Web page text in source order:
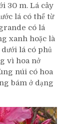
30 m. Lá cây
lá có thể từ
có lá
xanh hoặc là
lá có phủ
vì hoa nở
núi có hoa
bám ở dạng